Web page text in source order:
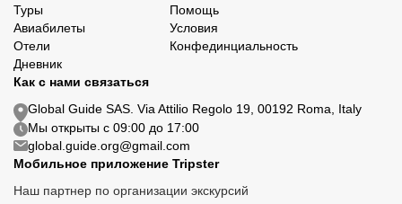
Туры
Авиабилеты
Отели
Дневник
Помощь
Условия
Конфединциальность
Как с нами связаться
Global Guide SAS. Via Attilio Regolo 19, 00192 Roma, Italy
Мы открыты с 09:00 до 17:00
global.guide.org@gmail.com
Мобильное приложение Tripster
Наш партнер по организации экскурсий